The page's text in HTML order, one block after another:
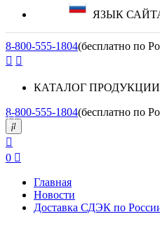
ЯЗЫК
8-800-555-1804(бесплатно по
КАТАЛОГ ПРОДУКЦИИ
8-800-555-1804(бесплатно по
0
Главная
Новости
Доставка СДЭК по